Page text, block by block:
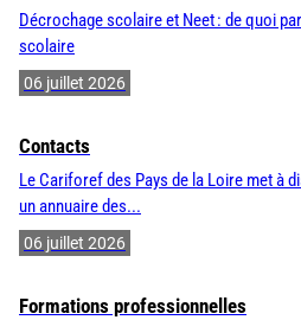
Décrochage scolaire et Neet : de quoi
scolaire
06 juillet 2026
Contacts
Le Cariforef des Pays de la Loire met à
un annuaire des...
06 juillet 2026
Formations professionnelles